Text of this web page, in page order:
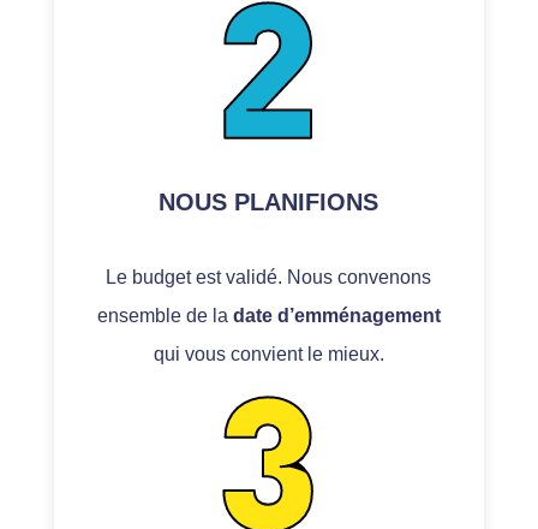
NOUS PLANIFIONS
Le budget est validé. Nous convenons
ensemble de la date d’emménagement
qui vous convient le mieux.